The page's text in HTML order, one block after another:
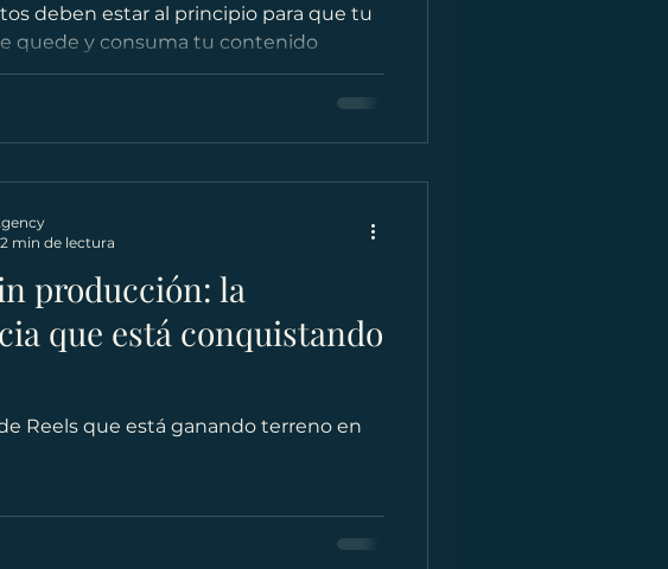
deben estar al principio para que tu
quede y consuma tu contenido
producción: la
que está conquistando
Reels que está ganando terreno en
2 min de lectura